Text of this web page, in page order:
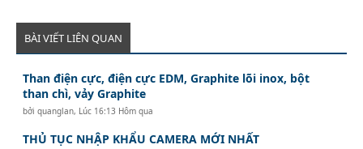
BÀI VIẾT LIÊN QUAN
Than điện cực, điện cực EDM, Graphite lõi inox, bột
than chì, vảy Graphite
bởiquanglan, Lúc 16:13 Hôm qua
THỦ TỤC NHẬP KHẨU CAMERA MỚI NHẤT